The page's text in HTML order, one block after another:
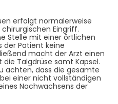
erfolgt normalerweise
Eingriff.
Stelle mit einer örtlichen
der Patient keine
macht der Arzt einen
Talgdrüse samt Kapsel.
achten, dass die gesamte
einer nicht vollständigen
Nachwachsens der